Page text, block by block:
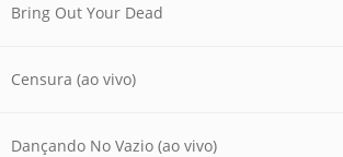
Bring Out Your Dead
Censura (ao vivo)
Dançando No Vazio (ao vivo)